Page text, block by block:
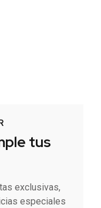
tus
exclusivas,
especiales